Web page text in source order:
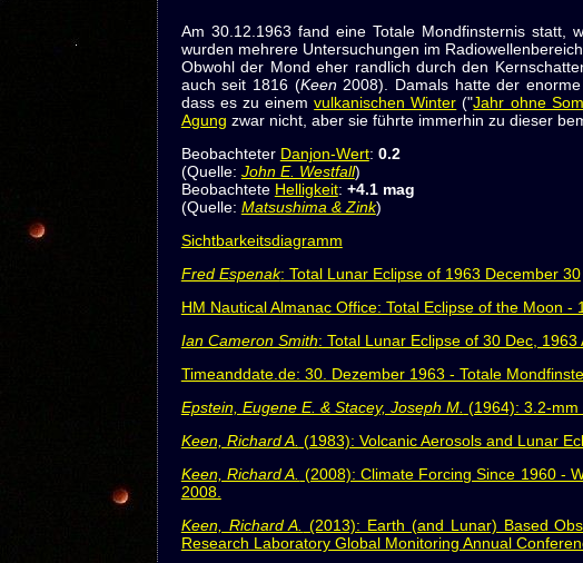
Am 30.12.1963 fand eine Totale Mondfinsternis statt,
wurden mehrere Untersuchungen im
Obwohl der Mond eher randlich durch den
auch seit 1816 (Keen2008). Damals hatte der
dass es zu einemvulkanischen Winter ("Jahr ohne
Agung zwar nicht, aber sie führte immerhin zu dieser
Beobachteter Danjon-Wert: 0.2
(Quelle: John E. Westfall)
Beobachtete Helligkeit: +4.1 mag
(Quelle: Matsushima & Zink)
Sichtbarkeitsdiagramm
Fred Espenak: Total Lunar Eclipse of 1963 December 30
HM Nautical Almanac Office: Total Eclipse of the Moon -
Ian Cameron Smith: Total Lunar Eclipse of 30 Dec, 1963
Timeanddate.de: 30. Dezember 1963 - Totale
Epstein, Eugene E. & Stacey, Joseph M. (1964): 3.2-mm
Keen, Richard A. (1983): Volcanic Aerosols and Lunar
Keen, Richard A. (2008): Climate Forcing Since 1960 -
2008.
Keen, Richard A.
(2013): Earth (and Lunar) Based
Research Laboratory Global Monitoring Annual